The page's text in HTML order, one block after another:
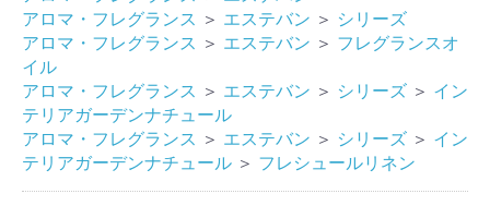
アロマ・フレグランス ＞ エステバン ＞ シリーズ
アロマ・フレグランス ＞ エステバン ＞ フレグランスオ
イル
アロマ・フレグランス ＞ エステバン ＞ シリーズ ＞ イン
テリアガーデンナチュール
アロマ・フレグランス ＞ エステバン ＞ シリーズ ＞ イン
テリアガーデンナチュール ＞ フレシュールリネン